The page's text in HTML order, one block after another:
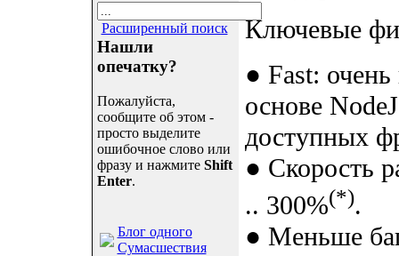
Расширенный поиск
Нашли
опечатку?
Пожалуйста,
сообщите об этом -
просто выделите
ошибочное слово или
фразу и нажмите Shift
Enter.
Блог одного
Сумасшествия
Ключевые
● Fast: очень
основе
доступных
● Скорость
.. 300%(*).
● Меньше